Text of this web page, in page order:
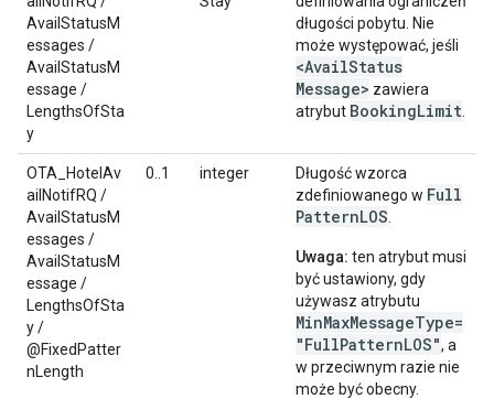
AvailStatusM
essages /
AvailStatusM
essage /
LengthsOfSta
y
długości pobytu. Nie
może występować, jeśli
<AvailStatus
Message> zawiera
atrybut BookingLimit
OTA_HotelAv
ailNotifRQ /
AvailStatusM
essages /
AvailStatusM
essage /
LengthsOfSta
y /
@FixedPatter
nLength
0..1 integer
Długość wzorca
zdefiniowanego w Full
PatternLOS
Uwaga: ten atrybut musi
być ustawiony, gdy
używasz atrybutu
MinMaxMessageType=
"FullPatternLOS", a
w przeciwnym razie nie
może być obecny.